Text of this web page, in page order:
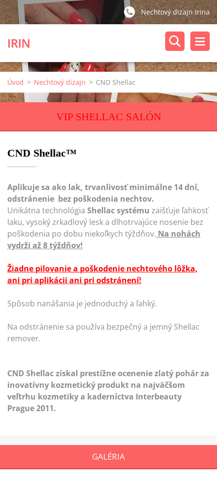
Nechtový dizajn Irina
IRIN
Úvod > Nechtový dizajn > CND Shellac
VIP SHELLAC SALÓN
CND Shellac™
Aplikuje sa ako lak, trvanlivosť minimálne 14 dní,
odstránenie bez poškodenia nechtov.
Unikátna technológia Shellac systému zaišťuje ľahkosť
laku, vysoký zrkadlový lesk a dlhotrvajúce nosenie bez
poškodenia po dobu niekoľkych týždňov. Na nohách
vydrži až 8 týždňov!
Žiadne pilovaniea poškodenie nechtového lôžka,
ani pri aplikácii ani pri odstránení!
Spôsob nanášania je jednoduchý a ľahký.
Na odstránenie sa používa bezpečný a jemný Shellac
remover.
CND Shellac získal prestížne ocenenie zlatý pohár za
inovatívny kozmetický produkt na najväčšom
veľtrhu kozmetiky a kaderníctva Interbeauty
Prague 2011.
GALÉRIA